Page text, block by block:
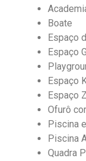
Boate
Espaço
Espaço
Espaço
Espaço
Ofurô
Piscina
Piscina
Quadra